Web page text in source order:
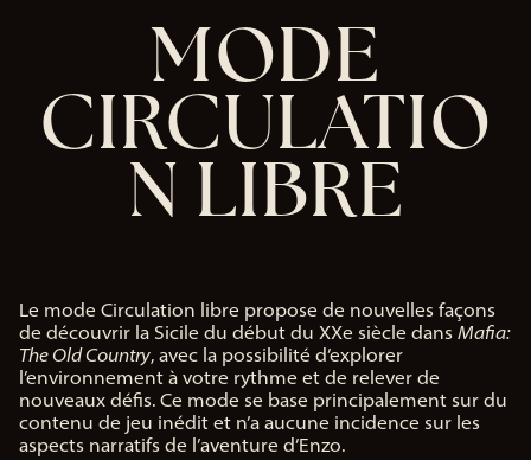
tra
ert
les
ser
veu
rs
de
Go
ogl
MODE
CIRCULATIO
N LIBRE
Le mode Circulation libre propose de nouvelles façons
de découvrir la Sicile du début du XXe siècle dans Mafia:
The Old Country, avec la possibilité d’explorer
l’environnement à votre rythme et de relever de
nouveaux défis. Ce mode se base principalement sur du
contenu de jeu inédit et n’a aucune incidence sur les
aspects narratifs de l’aventure d’Enzo.